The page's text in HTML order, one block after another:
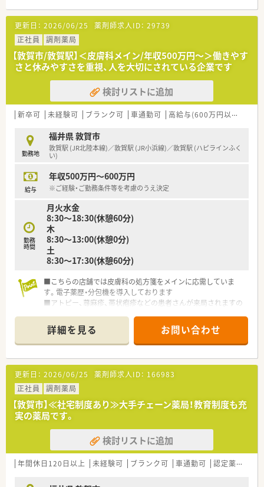
更新日： 2026/06/25 薬剤師求人ID： 29739
正社員
調剤薬局
【敦賀市/敦賀駅】＜皮膚科メイン/年収500万円～＞働きやす
さと休みやすさを重視、人を大切にされている企業です
検討リストに追加
新卒可 未経験可 ブランク可 車通勤可 高給与(600万円以上)
勤務地
福井県 敦賀市
敦賀駅 (JR北陸本線)／敦賀駅 (JR小浜線)／敦賀駅 (ハピラインふく
い)
給与
年収500万円～600万円
※ご経験・ご勤務条件等を考慮のうえ決定
勤務
時間
月火水金
8:30～18:30(休憩60分)
木
8:30～13:00(休憩0分)
土
8:30～17:30(休憩60分)
■こちらの店舗では皮膚科の処方箋をメインに応需していま
す。電子薬歴・分包機を導入しております
■アトピー、蕁麻疹、帯状疱疹などの患者さんが来局されますの
■社内研修、薬剤師会勉強会、調剤報酬研修会など教育・勉強会
も多数開催されております！学びたい方必見◎
■借り上げ社宅制度や退職金制度、育児休業制度もございますの
でママさん薬剤師や福井県のIターン・Uターン就職をお考えの方
にもオススメです
詳細を見る お問い合わせ
更新日： 2026/06/25 薬剤師求人ID： 166983
正社員
調剤薬局
【敦賀市】≪社宅制度あり≫大手チェーン薬局！教育制度も充
実の薬局です。
検討リストに追加
年間休日120日以上 未経験可 ブランク可 車通勤可 認定薬剤師取得支援あり